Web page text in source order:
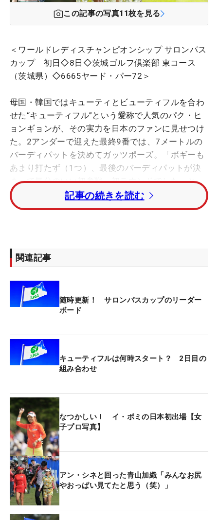
この記事の写真11枚を見る
＜ワールドレディスチャンピオンシップ サロンパス
カップ 初日◇8日◇茨城ゴルフ倶楽部 東コース
（茨城県）◇6665ヤード・パー72＞
母国・韓国ではキューティとビューティフルを合わ
せた“キューティフル”という愛称で人気のパク・ヒ
ョンギョンが、その実力を日本のファンに見せつけ
た。2アンダーで迎えた最終9番では、7メートルの
バーディパットを決めてガッツポーズ。「ボギーも
あまり打たず（1つ）、最後のバーディパットが決
まって気分のいい初参戦、初ラウンドでした」と、
ニッコリと笑う。
ンスを演出し、それをしっかりとものにしていっ
た。「朝起きた時は、実は緊張してました。でも、
た」。ピンチもあまりない、安定したラウンド。キ
ャディを務める父とも息が合い、最後のパットにつ
いても「ターゲットの意見交換をしたら同じだった
この日は1学年下の安田祐香、19歳の菅楓華という
日本のトッププロと18ホールをともにした。「グリ
わせるのに苦労したけど、2人が自信を持ってプレ
ーしているのを見て、参考になりました。素晴らし
い選手です」と拍手を送る。そして14フィートを超
える高速グリーンにも、徐々にアジャストしていっ
た。
その道中、楽しそうに過ごす姿を見かけることが多
かった。英語を駆使しながらコミュニケーションも
ばっちり。「私はいつも干し芋を持ってるんですけ
ど、それを一緒にどう？ って言ったり、こういう
記事の続きを読む
関連記事
随時更新！ サロンパスカップのリーダー
ボード
キューティフルは何時スタート？ 2日目の
組み合わせ
なつかしい！ イ・ボミの日本初出場【女
子プロ写真】
アン・シネと回った青山加織「みんなお尻
やおっぱい見てたと思う（笑）」